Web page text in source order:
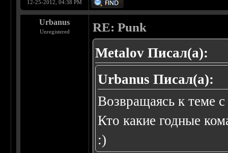
12-25-2012, 04:38 PM
Urbanus
Unregistered RE: Punk
Metalov Писал(а):
Urbanus Писал(а):
Возвращаясь к теме
Кто какие годные
:)